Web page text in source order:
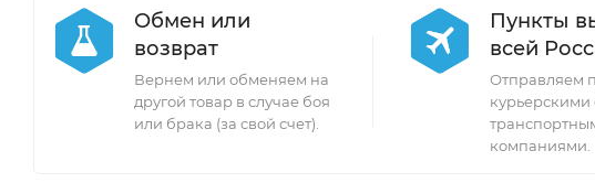
Обмен или
возврат
Вернем или обменяем на
другой товар в случае боя
или брака (за свой счет).
Пункты
всей
Отправляем
компаниями.